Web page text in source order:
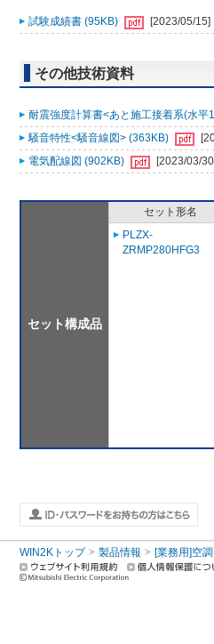
試験成績書 (95KB) [2023/05/15]
その他技術資料
耐震強度計算書<あと施工接着系(水平
騒音特性<騒音線図> (363KB)
電気配線図 (902KB)
[2023/03/
セット構成品
セット形名
PLZX-
ZRMP280HFG3
WIN2Kトップ 製品情報 [業務用]空